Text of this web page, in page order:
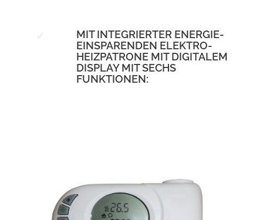
MIT INTEGRIERTER ENERGIE-
EINSPARENDEN ELEKTRO-
HEIZPATRONE MIT DIGITALEM
DISPLAY MIT SECHS
FUNKTIONEN: